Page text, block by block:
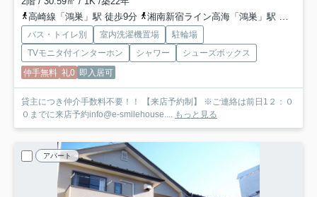
高崎線「鴻巣」駅 徒歩9分
湘南新宿ライン高海「鴻巣」駅 徒歩9分
バス・トイレ別 室内洗濯機置場
駐輪場
TVモニタ付インターホン
シャワー
シューズボックス
仲手無料 礼0 即入居可
貸主につき仲介手数料不要！！ 【来店予約制】 ※ご連絡は前日1２：０
０までに来店予約info@e-smilehouse.... もっと見る
アパート